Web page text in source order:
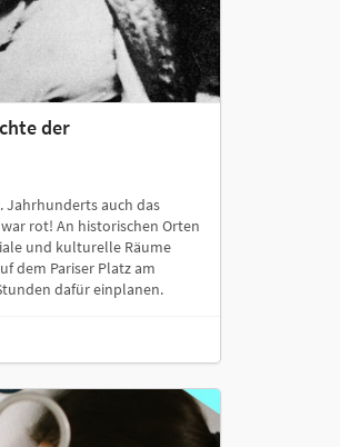
der
Jahrhunderts auch das
rot! An historischen Orten
und kulturelle Räume
dem Pariser Platz am
dafür einplanen.